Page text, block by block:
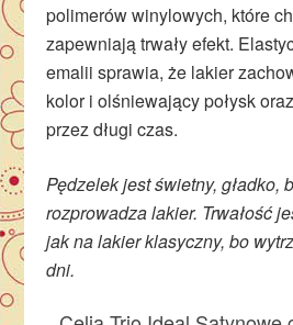
polimerów winylowych, które
zapewniają trwały efekt.
emalii sprawia, że lakier
kolor i olśniewający połysk
przez długi czas.
Pędzelek jest świetny, gładko,
rozprowadza lakier. Trwałość
jak na lakier klasyczny, bo
dni.